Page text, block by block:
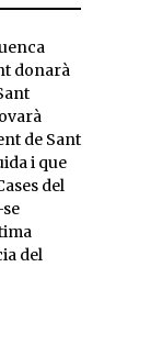
donarà
de Sant
i que
del
del